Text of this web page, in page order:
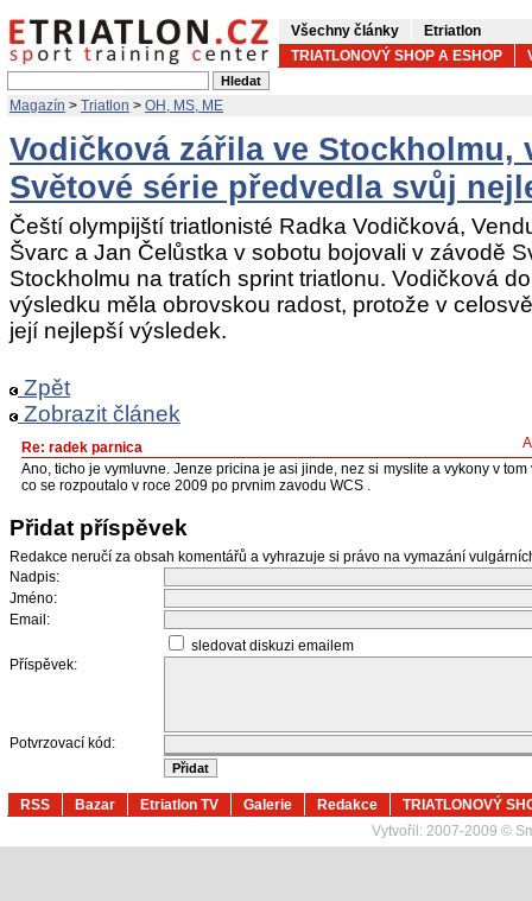
Všechny články
Etriatlon
TRIATLONOVÝ SHOP A ESHOP
Magazín > Triatlon > OH, MS, ME
Vodičková zářila ve Stockholmu,
Světové série předvedla svůj
Čeští olympijští triatlonisté Radka Vodičková,
Švarc a Jan Čelůstka v sobotu bojovali v závodě
Stockholmu na tratích sprint triatlonu. Vodičková
výsledku měla obrovskou radost, protože v
její nejlepší výsledek.
Zpět
Zobrazit článek
Re: radek parnica
Ano, ticho je vymluvne. Jenze pricina je asi jinde, nez si myslite a vykony v
co se rozpoutalo v roce 2009 po prvnim zavodu WCS .
Přidat příspěvek
Redakce neručí za obsah komentářů a vyhrazuje si právo na vymazání
Nadpis:
Jméno:
Email:
sledovat diskuzi emailem
Příspěvek:
Potvrzovací kód:
RSS Bazar Etriatlon TV Galerie Redakce
TRIATLONOVÝ
Vytvořil: 2007-2009 ©